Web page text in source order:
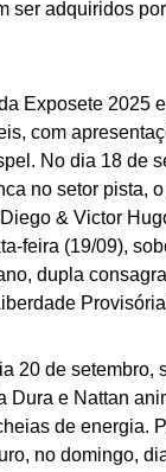
ser adquiridos
Exposete 2025
com
No dia 18 de
no setor pista,
& Victor
feira (19/09),
dupla
20 de setembro,
Dura e Nattan
de energia.
no domingo,